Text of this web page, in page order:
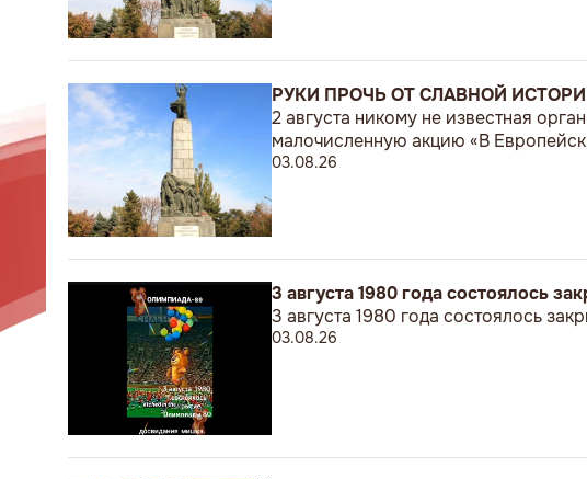
РУКИ ПРОЧЬ ОТ СЛАВНОЙ
2 августа никому не известная
малочисленную акцию «В
03.08.26
3 августа 1980 года состоялось
3 августа 1980 года состоялось
03.08.26